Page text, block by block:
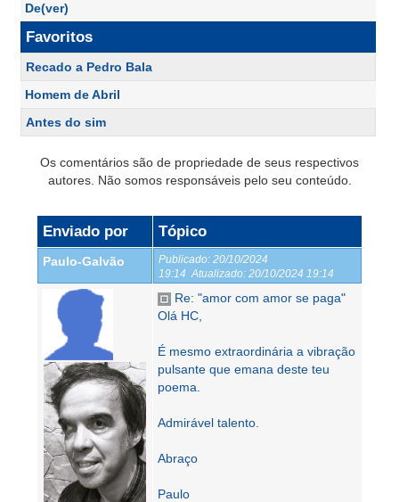
De(ver)
Favoritos
Recado a Pedro Bala
Homem de Abril
Antes do sim
Os comentários são de propriedade de seus respectivos
autores. Não somos responsáveis pelo seu conteúdo.
Enviado por Tópico
Paulo-Galvão Publicado: 20/10/2024
19:14 Atualizado: 20/10/2024 19:14
Re: "amor com amor se paga"
Olá HC,
É mesmo extraordinária a vibração
pulsante que emana deste teu
poema.
Admirável talento.
Abraço
Paulo